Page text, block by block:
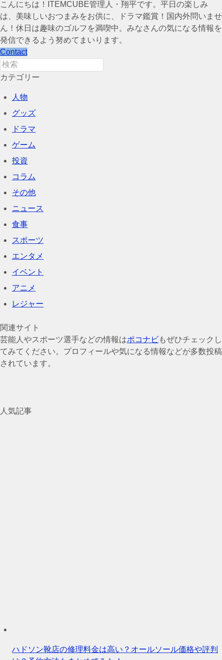
こんにちは！ITEMCUBE管理人・翔平です。平日の楽しみ
は、美味しいおつまみをお供に、ドラマ鑑賞！国内外問いませ
ん！休日は趣味のゴルフを満喫中。みなさんの気になる情報を
発信できるよう努めてまいります。
Contact
カテゴリー
人物
グッズ
ドラマ
ゲーム
投資
コラム
その他
ニュース
食事
スポーツ
エンタメ
イベント
アニメ
レジャー
関連サイト
芸能人やスポーツ選手などの情報はポコナビもぜひチェックし
てみてください。プロフィールや気になる情報などが多数投稿
されています。
人気記事
ハドソン靴店の修理料金は高い？オールソール価格や評判